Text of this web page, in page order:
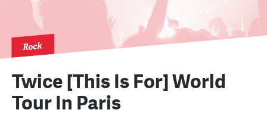
Rock
Twice [This Is For] World
Tour In Paris